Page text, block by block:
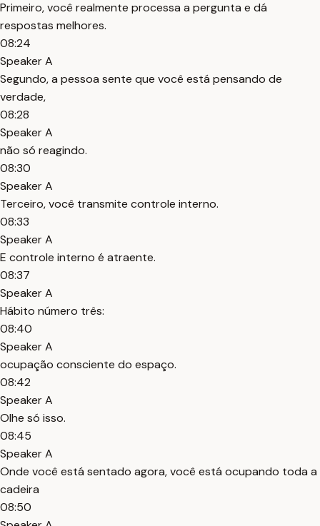
Primeiro, você realmente processa a pergunta e dá
respostas melhores.
08:24
Speaker A
Segundo, a pessoa sente que você está pensando de
verdade,
08:28
Speaker A
não só reagindo.
08:30
Speaker A
Terceiro, você transmite controle interno.
08:33
Speaker A
E controle interno é atraente.
08:37
Speaker A
Hábito número três:
08:40
Speaker A
ocupação consciente do espaço.
08:42
Speaker A
Olhe só isso.
08:45
Speaker A
Onde você está sentado agora, você está ocupando toda a
cadeira
08:50